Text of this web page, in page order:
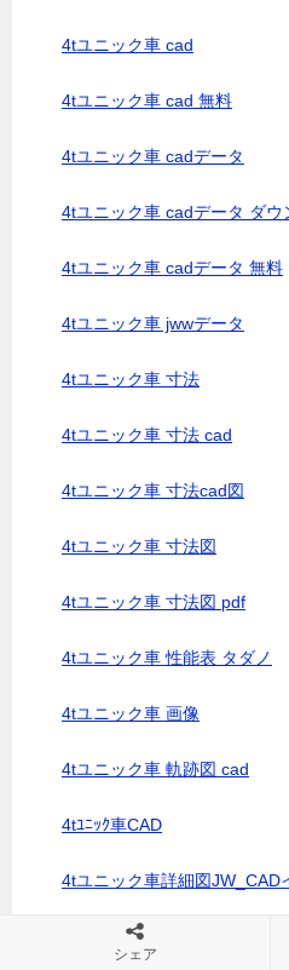
4tユニック車 cad
4tユニック車 cad 無料
4tユニック車 cadデータ
4tユニック車 cadデータ ダウ
4tユニック車 cadデータ 無料
4tユニック車 jwwデータ
4tユニック車 寸法
4tユニック車 寸法 cad
4tユニック車 寸法cad図
4tユニック車 寸法図
4tユニック車 寸法図 pdf
4tユニック車 性能表 タダノ
4tユニック車 画像
4tユニック車 軌跡図 cad
4tﾕﾆｯｸ車CAD
4tユニック車詳細図JW_CAD
4tユニック車軌跡
シェア